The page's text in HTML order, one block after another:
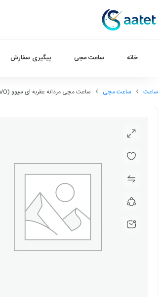
خانه ساعت مچی پیگیری سفارش
ساعت ساعت مچی ساعت مچی مردانه عقربه ای سیوو (CIVO) مدل CV-L8082-BLU